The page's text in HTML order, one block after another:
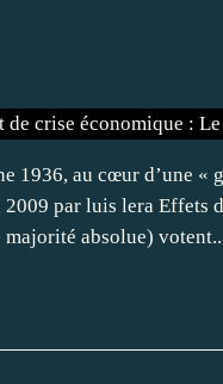
1936, au cœur d’une «
2009 par luis lera Effets
majorité absolue)